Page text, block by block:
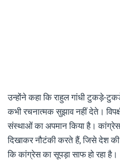
उन्होंने कहा कि राहुल गांधी टुकड़े-
कभी रचनात्मक सुझाव नहीं देते।
संस्थाओं का अपमान किया है।
दिखाकर नौटंकी करते हैं, जिसे देश
कि कांग्रेस का सूपड़ा साफ हो रहा है।